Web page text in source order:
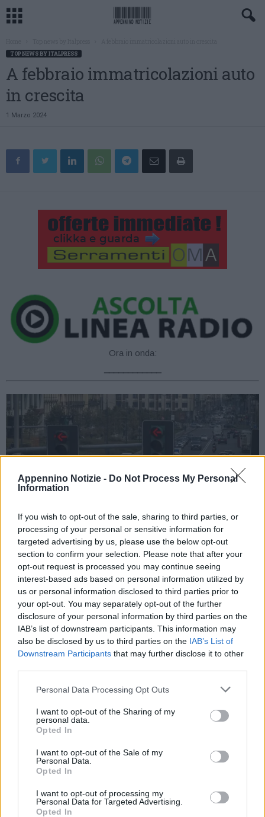
Appennino Notizie - Do Not Process My Personal
Information
If you wish to opt-out of the sale, sharing to third parties, or
processing of your personal or sensitive information for
targeted advertising by us, please use the below opt-out
section to confirm your selection. Please note that after your
opt-out request is processed you may continue seeing
interest-based ads based on personal information utilized by
us or personal information disclosed to third parties prior to
your opt-out. You may separately opt-out of the further
disclosure of your personal information by third parties on the
IAB’s list of downstream participants. This information may
also be disclosed by us to third parties on the IAB’s List of
Downstream Participants that may further disclose it to other
Personal Data Processing Opt Outs
I want to opt-out of the Sharing of my
personal data.
Opted In
I want to opt-out of the Sale of my
Personal Data.
Opted In
I want to opt-out of processing my
Personal Data for Targeted Advertising.
Opted In
TOP NEWS BY ITALPRESS
A febbraio immatricolazioni auto
in crescita
1 Marzo 2024
Ora in onda:
ROMA (ITALPRESS) – Il ministero delle Infrastrutture e dei
Trasporti comunica che a febbraio sono state immatricolate
147.094 autovetture a fronte delle 130.405 iscrizioni registrate
nello stesso mese dell’anno precedente, pari ad un aumento del
12,80%. I trasferimenti di proprietà sono stati 476.067 a fronte di
ha interessato per il 23,60% vetture nuove e per il 76,40% vetture
usate. Le immatricolazioni rappresentano le risultanze
dell’Archivio nazionale dei veicoli al 29 febbraio, mentre i dati
rilasciate dagli Uffici della Motorizzazione nel mese di febbraio.
(ITALPRESS).